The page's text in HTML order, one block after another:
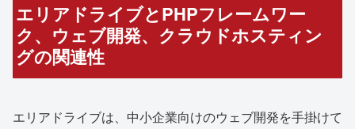
エリアドライブとPHPフレームワー
ク、ウェブ開発、クラウドホスティン
グの関連性
エリアドライブは、中小企業向けのウェブ開発を手掛けて